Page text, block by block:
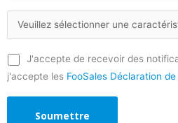
J'accepte de recevoir des
j'accepte les FooSales Déclaration